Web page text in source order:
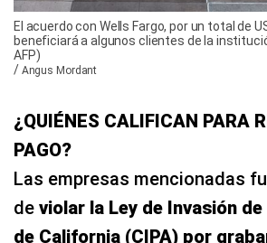
El acuerdo con Wells Fargo, por un total de
beneficiará a algunos clientes de la
AFP)
/ Angus Mordant
¿QUIÉNES CALIFICAN PARA
PAGO?
Las empresas mencionadas
de violar la Ley de Invasión
de California (CIPA) por